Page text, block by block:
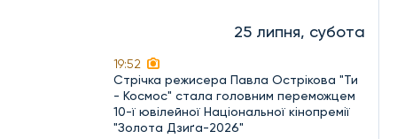
25 липня, субота
19:52
Стрічка режисера Павла Острікова "Ти
- Космос" стала головним переможцем
10-ї ювілейної Національної кінопремії
"Золота Дзиґа-2026"